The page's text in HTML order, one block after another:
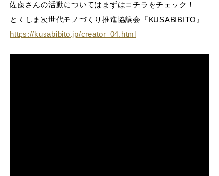
佐藤さんの活動についてはまずはコチラをチェック！
とくしま次世代モノづくり推進協議会『KUSABIBITO』
https://kusabibito.jp/creator_04.html